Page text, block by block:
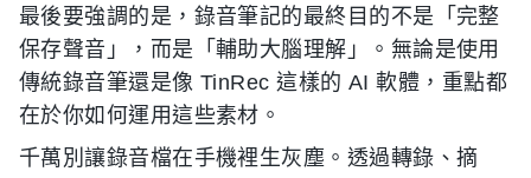
最後要強調的是，錄音筆記的最終目的不是「完整
保存聲音」，而是「輔助大腦理解」。無論是使用
傳統錄音筆還是像 TinRec 這樣的 AI 軟體，重點都
在於你如何運用這些素材。
千萬別讓錄音檔在手機裡生灰塵。透過轉錄、摘